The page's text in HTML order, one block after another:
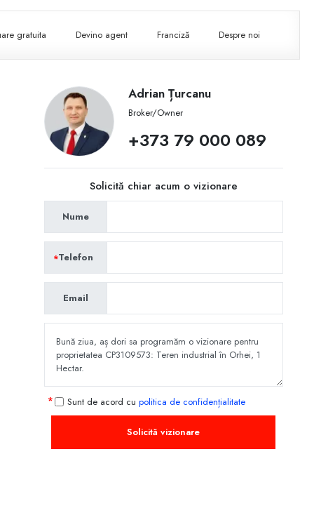
gratuita Devino agent Franciză Despre noi
Adrian Țurcanu
Broker/Owner
+373 79 000 089
Solicită chiar acum o vizionare
Nume
Telefon
Email
Sunt de acord cu politica de confidențialitate
Solicită vizionare